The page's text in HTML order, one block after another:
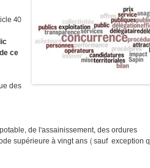
40
ce
des
de l'assainissement, des ordures
supérieure à vingt ans (sauf exception